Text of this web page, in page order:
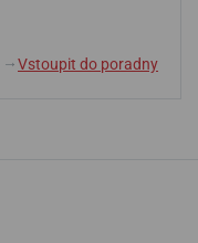
↓ Vstoupit do poradny